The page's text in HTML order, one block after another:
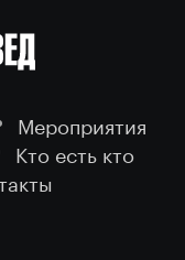
Мероприятия
Кто есть кто